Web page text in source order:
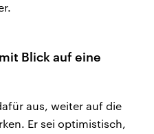
Blick auf eine
aus, weiter auf die
Er sei optimistisch,